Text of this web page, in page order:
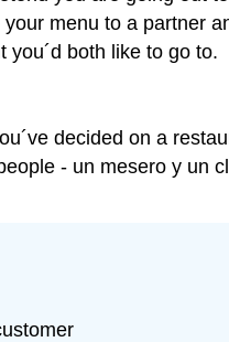
menu to a partner
you´d both like to go to.
decided on a
- un mesero y un